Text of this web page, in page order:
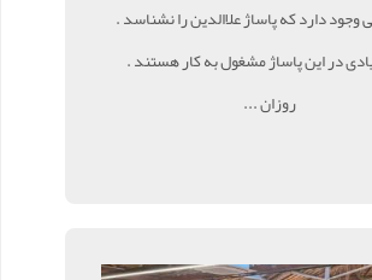
دارد که پاساژ علاالدین را نشناسد .
در این پاساژ مشغول به کار هستند .
روزان ...